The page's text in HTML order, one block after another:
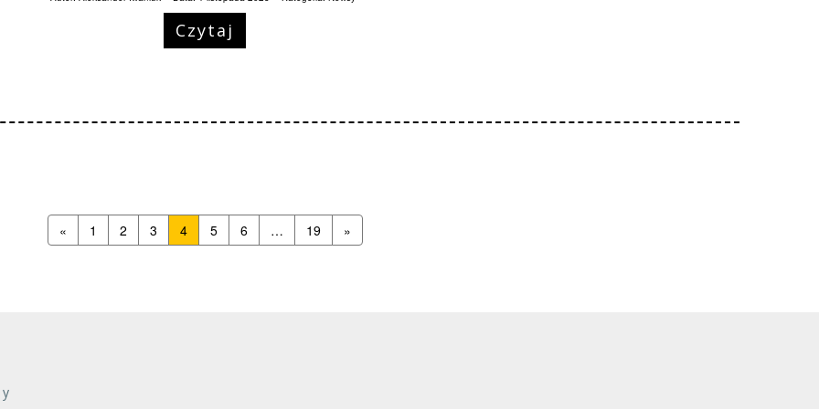
Czytaj
« 1 2 3 4 5 6 … 19 »